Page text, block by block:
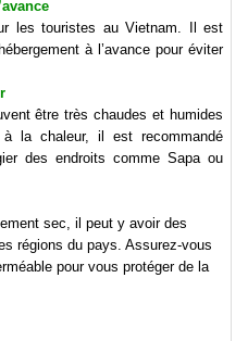
les touristes au Vietnam. Il est
à l’avance pour éviter
être très chaudes et humides
la chaleur, il est recommandé
des endroits comme Sapa ou
sec, il peut y avoir des
régions du pays. Assurez-vous
pour vous protéger de la